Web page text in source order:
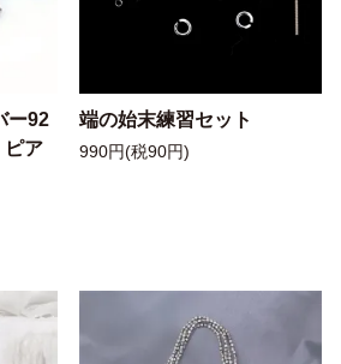
ー92
ピア
端の始末練習セット
990円(税90円)